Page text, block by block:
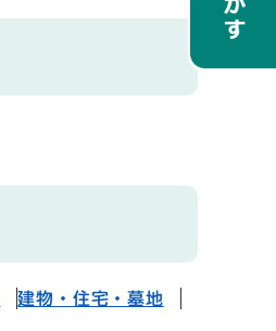
建物・住宅・墓地